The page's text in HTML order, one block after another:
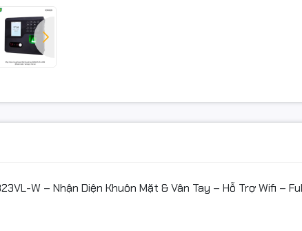
W – Nhận Diện Khuôn Mặt & Vân Tay – Hỗ Trợ Wifi –
hoạt trong quản lý.
Dung lượng khuôn mặt: 500
1.230.000₫